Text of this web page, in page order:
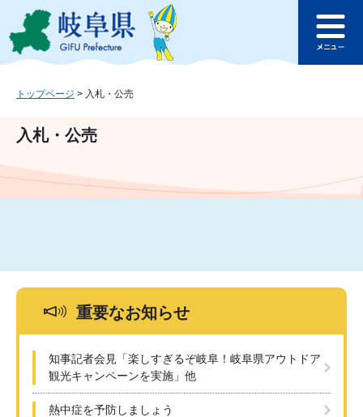
ジ
ュ
文
このページの本文へ
ュ
トップページ > 入札・公売
入札・公売
重要なお知らせ
知事記者会見「楽しすぎるぞ岐阜！岐阜県アウトドア
観光キャンペーンを実施」他
熱中症を予防しましょう